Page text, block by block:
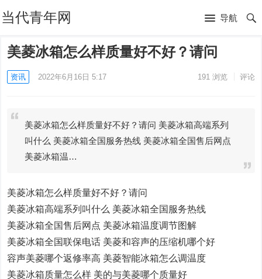
当代青年网 导航
美菱冰箱怎么样质量好不好？请问
资讯 2022年6月16日 5:17 191浏览 评论
美菱冰箱怎么样质量好不好？请问 美菱冰箱高端系列
叫什么 美菱冰箱全国服务热线 美菱冰箱全国售后网点
美菱冰箱温…
美菱冰箱怎么样质量好不好？请问
美菱冰箱高端系列叫什么 美菱冰箱全国服务热线
美菱冰箱全国售后网点 美菱冰箱温度调节图解
美菱冰箱全国联保电话 美菱和容声的压缩机哪个好
容声美菱哪个返修率高 美菱智能冰箱怎么调温度
美菱冰箱质量怎么样 美的与美菱哪个质量好